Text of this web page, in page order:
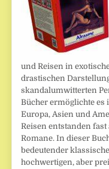
und Reisen in
drastischen
skandalumwitterten
Bücher ermöglichte es
Europa, Asien und
Reisen entstanden
Romane. In dieser
bedeutender
hochwertigen, aber